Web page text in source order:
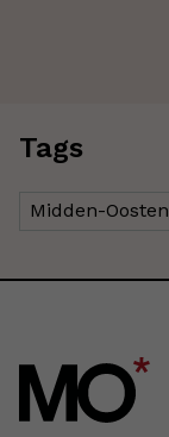
Tags
Midden-Oosten